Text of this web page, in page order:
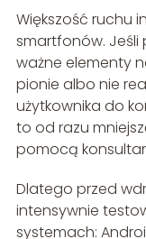
Większość ruchu
smartfonów. Jeśli
ważne elementy
pionie albo nie
użytkownika do
to od razu
pomocą
Dlatego przed
intensywnie
systemach: